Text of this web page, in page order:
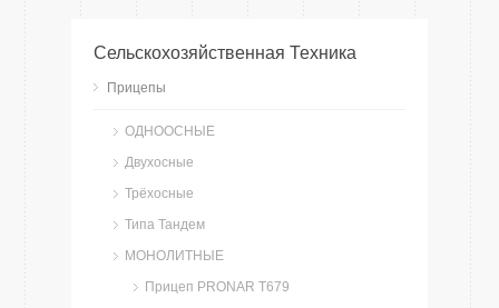
Сельскохозяйственная Техника
Прицепы
ОДНООСНЫЕ
Двухосные
Трёхосные
Типа Тандем
МОНОЛИТНЫЕ
Прицеп PRONAR T679